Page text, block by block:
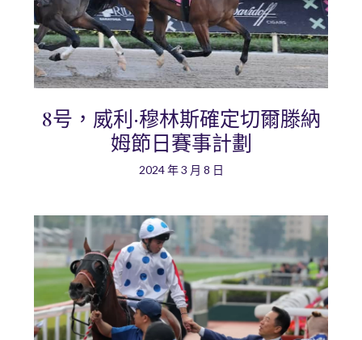
8号，威利·穆林斯確定切爾滕納
姆節日賽事計劃
2024 年 3 月 8 日